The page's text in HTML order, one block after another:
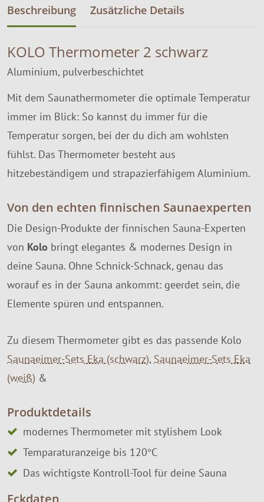
Beschreibung Zusätzliche Details
KOLO Thermometer 2 schwarz
Aluminium, pulverbeschichtet
Mit dem Saunathermometer die optimale Temperatur
immer im Blick: So kannst du immer für die
Temperatur sorgen, bei der du dich am wohlsten
fühlst. Das Thermometer besteht aus
hitzebeständigem und strapazierfähigem Aluminium.
Von den echten finnischen Saunaexperten
Die Design-Produkte der finnischen Sauna-Experten
von Kolo bringt elegantes & modernes Design in
deine Sauna. Ohne Schnick-Schnack, genau das
worauf es in der Sauna ankommt: geerdet sein, die
Elemente spüren und entspannen.
Zu diesem Thermometer gibt es das passende Kolo
Saunaeimer-Sets Eka (schwarz), Saunaeimer-Sets Eka
(weiß) &
Produktdetails
modernes Thermometer mit stylishem Look
Temparaturanzeige bis 120°C
Das wichtigste Kontroll-Tool für deine Sauna
Eckdaten